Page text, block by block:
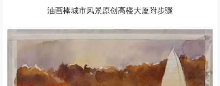
油画棒城市风景原创高楼大厦附步骤